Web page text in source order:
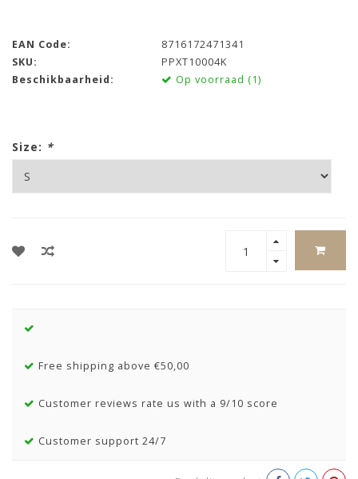
EAN Code:
8716172471341
SKU:
PPXT10004K
Beschikbaarheid:
Op voorraad (1)
Size: *
Free shipping above €50,00
Customer reviews rate us with a 9/10 score
Customer support 24/7